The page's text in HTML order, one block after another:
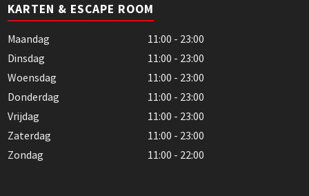
KARTEN & ESCAPE ROOM
Maandag
11:00 - 23:00
Dinsdag
11:00 - 23:00
Woensdag
11:00 - 23:00
Donderdag
11:00 - 23:00
Vrijdag
11:00 - 23:00
Zaterdag
11:00 - 23:00
Zondag
11:00 - 22:00